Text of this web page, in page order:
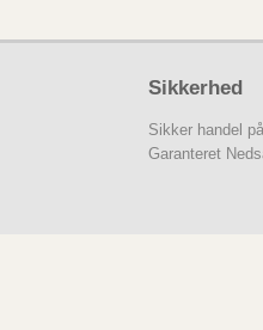
Sikkerhed
Sikker handel
Garanteret